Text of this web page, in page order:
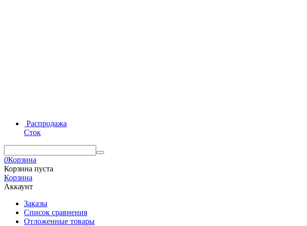
Распродажа
Сток
0Корзина
Корзина пуста
Корзина
Аккаунт
Заказы
Список сравнения
Отложенные товары